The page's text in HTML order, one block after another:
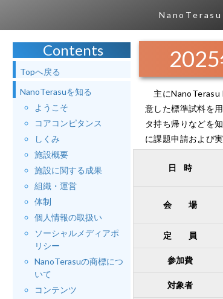
NanoTerasu
Contents
Topへ戻る
NanoTerasuを知る
ようこそ
コアコンピタンス
しくみ
施設概要
施設に関する成果
組織・運営
体制
個人情報の取扱い
ソーシャルメディアポ
リシー
NanoTerasuの商標につ
いて
コンテンツ
主にNanoTerasu
意した標準試料を
タ持ち帰りなどを
に課題申請および
日 時
会 場
定 員
参加費
対象者